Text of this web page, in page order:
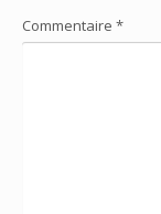
Commentaire *